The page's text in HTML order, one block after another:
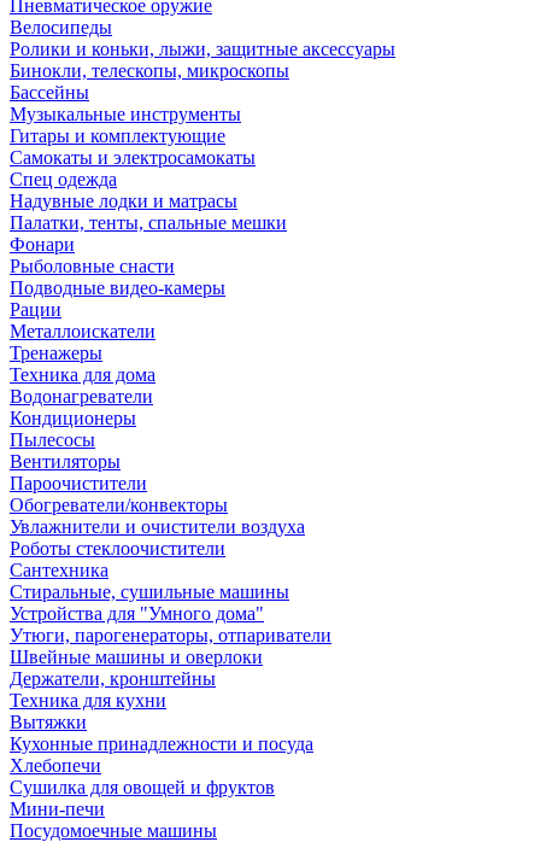
Пневматическое оружие
Велосипеды
Ролики и коньки, лыжи, защитные аксессуары
Бинокли, телескопы, микроскопы
Бассейны
Музыкальные инструменты
Гитары и комплектующие
Самокаты и электросамокаты
Спец одежда
Надувные лодки и матрасы
Палатки, тенты, спальные мешки
Фонари
Рыболовные снасти
Подводные видео-камеры
Рации
Металлоискатели
Тренажеры
Техника для дома
Водонагреватели
Кондиционеры
Пылесосы
Вентиляторы
Пароочистители
Обогреватели/конвекторы
Увлажнители и очистители воздуха
Роботы стеклоочистители
Сантехника
Стиральные, сушильные машины
Устройства для "Умного дома"
Утюги, парогенераторы, отпариватели
Швейные машины и оверлоки
Держатели, кронштейны
Техника для кухни
Вытяжки
Кухонные принадлежности и посуда
Хлебопечи
Сушилка для овощей и фруктов
Мини-печи
Посудомоечные машины